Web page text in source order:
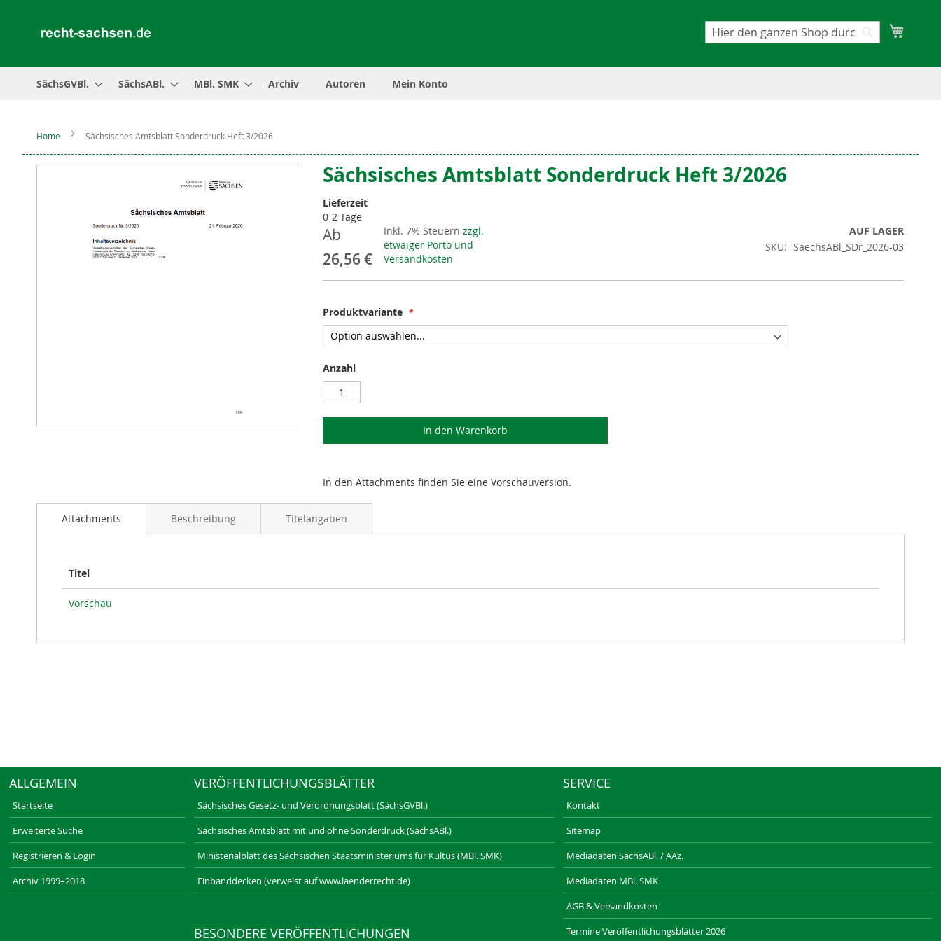
Suche
SächsGVBl. SächsABl. MBl. SMK Archiv Autoren Mein Konto
Home Sächsisches Amtsblatt Sonderdruck Heft 3/2026
Sächsisches Amtsblatt Sonderdruck Heft 3/2026
Lieferzeit
0-2 Tage
Ab
26,56 €
Inkl. 7% Steuern zzgl.
etwaiger Porto und
Versandkosten
AUF LAGER
SKU
SaechsABl_SDr_2026-03
Produktvariante
Anzahl
In den Warenkorb
In den Attachments finden Sie eine Vorschauversion.
Attachments
Titel
Vorschau
Beschreibung Titelangaben
ALLGEMEIN
Startseite
Erweiterte Suche
Registrieren & Login
Archiv 1999–2018
VERÖFFENTLICHUNGSBLÄTTER
Sächsisches Gesetz- und Verordnungsblatt (SächsGVBl.)
Sächsisches Amtsblatt mit und ohne Sonderdruck (SächsABl.)
Ministerialblatt des Sächsischen Staatsministeriums für Kultus (MBl. SMK)
Einbanddecken (verweist auf www.laenderrecht.de)
BESONDERE VERÖFFENTLICHUNGEN
SERVICE
Kontakt
Sitemap
Mediadaten SächsABl. / AAz.
Mediadaten MBl. SMK
AGB & Versandkosten
Termine Veröffentlichungsblätter 2026